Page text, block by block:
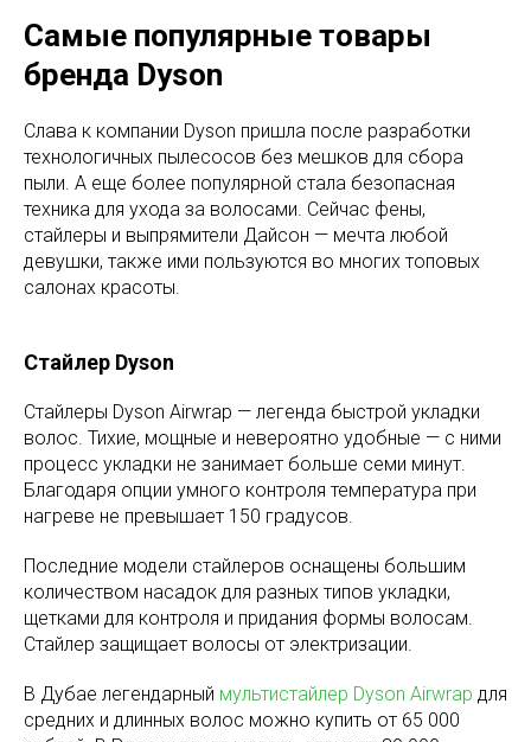
Самые популярные товары
бренда Dyson
Слава к компании Dyson пришла после разработки
технологичных пылесосов без мешков для сбора
пыли. А еще более популярной стала безопасная
техника для ухода за волосами. Сейчас фены,
стайлеры и выпрямители Дайсон — мечта любой
девушки, также ими пользуются во многих топовых
салонах красоты.
Стайлер Dyson
Стайлеры Dyson Airwrap — легенда быстрой укладки
волос. Тихие, мощные и невероятно удобные — с ними
процесс укладки не занимает больше семи минут.
Благодаря опции умного контроля температура при
нагреве не превышает 150 градусов.
Последние модели стайлеров оснащены большим
количеством насадок для разных типов укладки,
щетками для контроля и придания формы волосам.
Стайлер защищает волосы от электризации.
В Дубае легендарный мультистайлер Dyson Airwrap для
средних и длинных волос можно купить от 65 000